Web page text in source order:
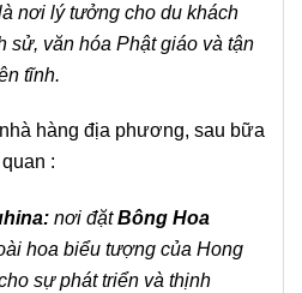
nơi lý tưởng cho du khách
sử, văn hóa Phật giáo và tận
tĩnh.
hàng địa phương, sau bữa
:
nơi đặtBông Hoa
hoa biểu tượng của Hong
sự phát triển và thịnh